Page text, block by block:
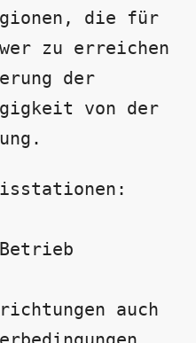
die für
zu erreichen
der
von der
auch